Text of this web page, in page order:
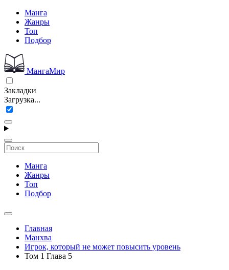
Манга
Жанры
Топ
Подбор
МангаМир
Закладки
Загрузка...
Манга
Жанры
Топ
Подбор
Главная
Манхва
Игрок, который не может повысить уровень
Том 1 Глава 5